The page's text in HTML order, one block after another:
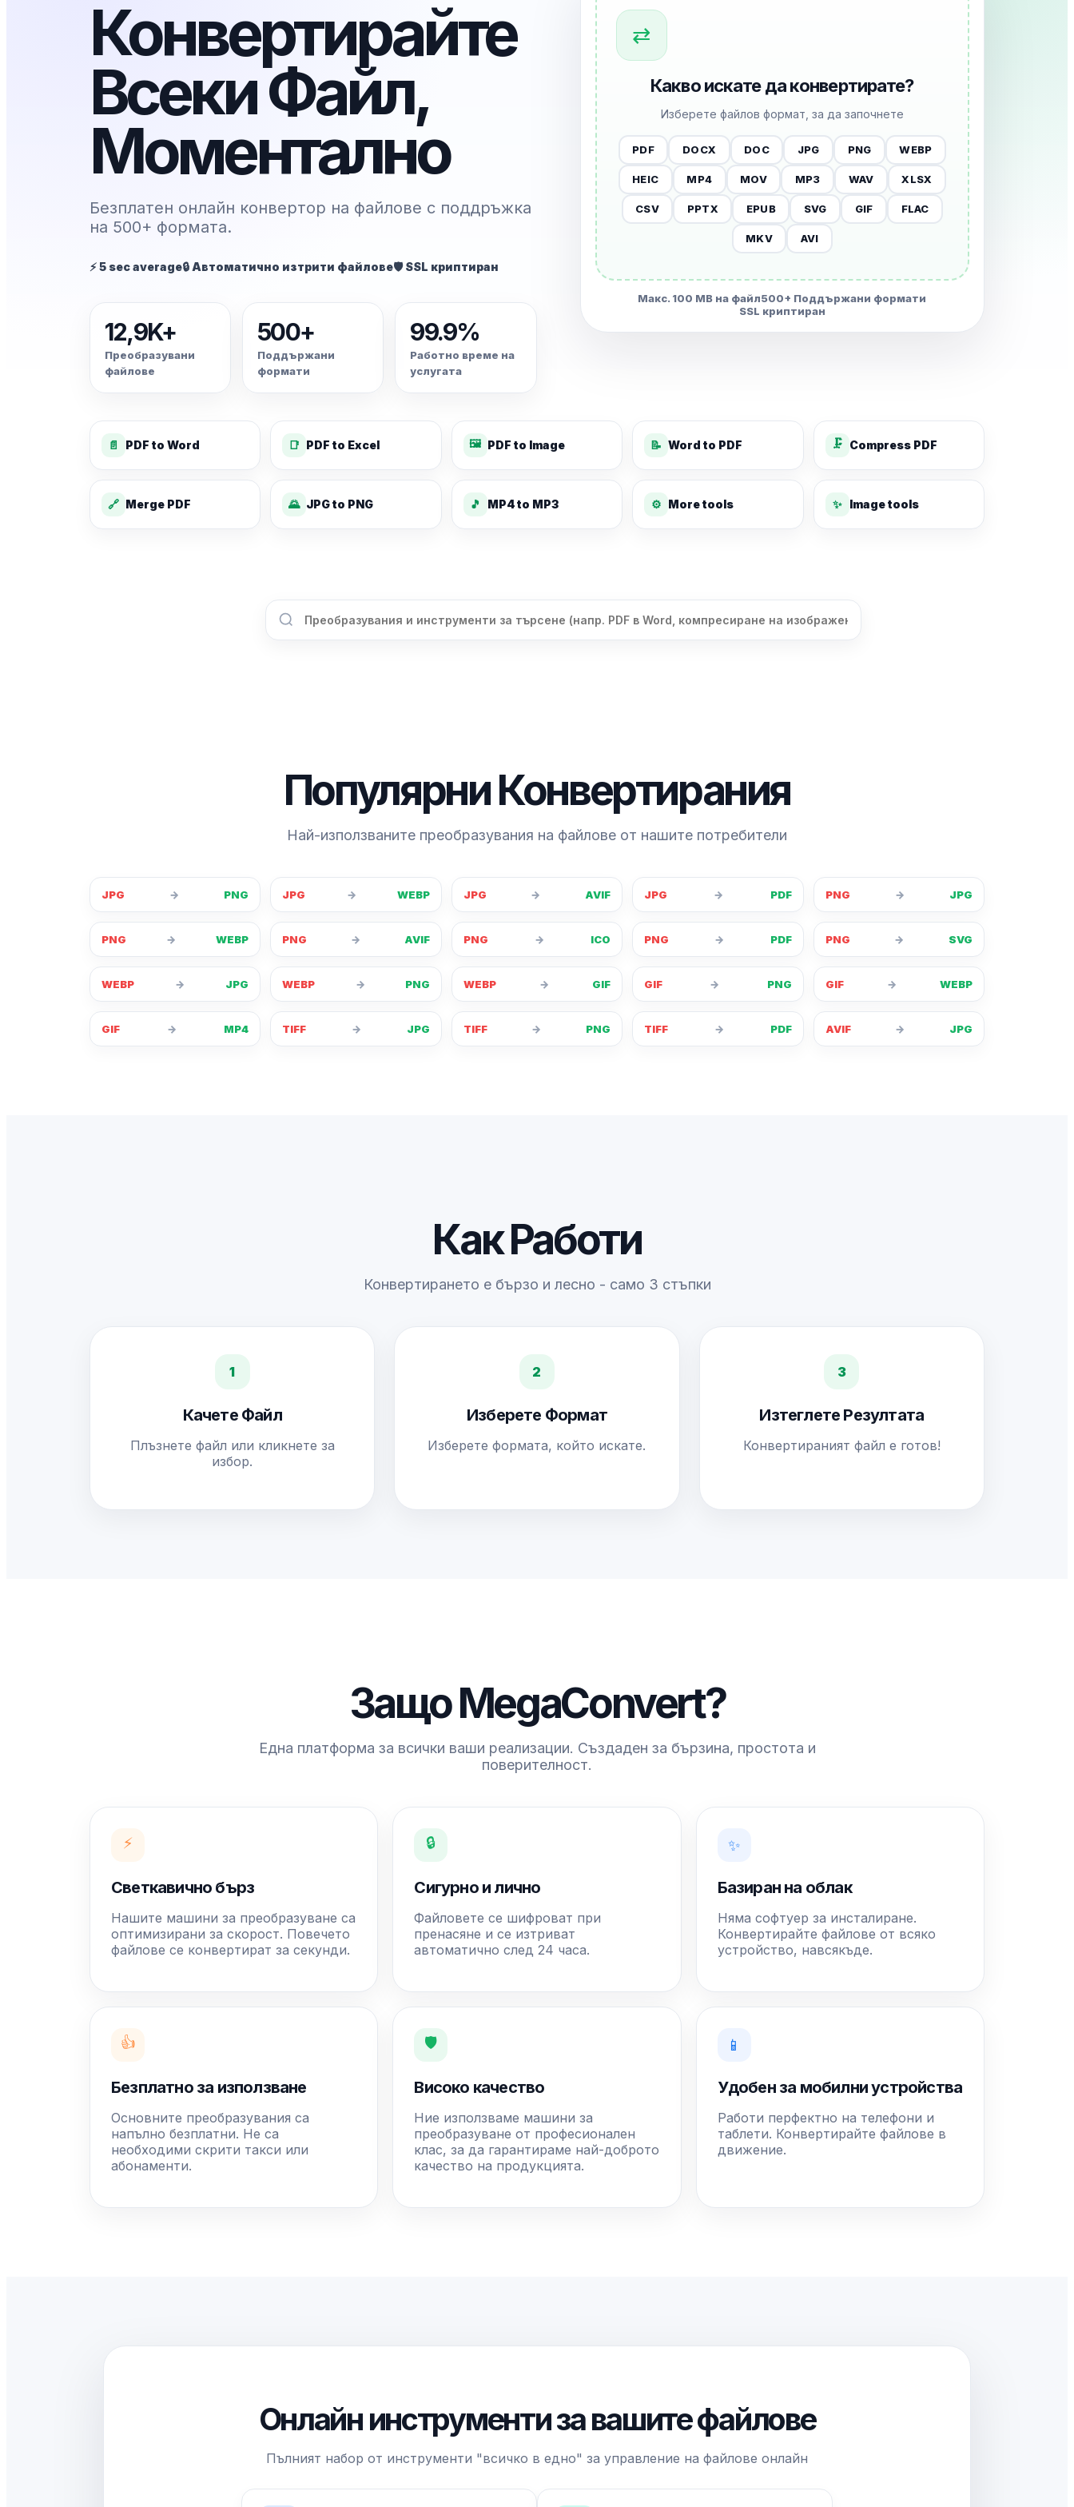
Конвертирайте
Всеки Файл,
Моментално
Безплатен онлайн конвертор на файлове с поддръжка
на 500+ формата.
⚡ 5 sec average🔒 Автоматично изтрити файлове🛡️ SSL криптиран
12,9K+
Преобразувани
файлове
500+
Поддържани
формати
99.9%
Работно време на
услугата
⇄
Какво искате да конвертирате?
Изберете файлов формат, за да започнете
PDF DOCX DOC JPG PNG WEBP
HEIC MP4 MOV MP3 WAV XLSX
CSV PPTX EPUB SVG GIF FLAC
MKV AVI
Макс. 100 MB на файл500+ Поддържани формати
SSL криптиран
📄 PDF to Word 📑 PDF to Excel 🖼️ PDF to Image 📝 Word to PDF 🗜️ Compress PDF
🔗 Merge PDF 🌄 JPG to PNG 🎵 MP4 to MP3 ⚙️ More tools ✨ Image tools
Популярни Конвертирания
Най-използваните преобразувания на файлове от нашите потребители
JPG → PNG JPG → WEBP JPG → AVIF JPG → PDF PNG → JPG
PNG → WEBP PNG → AVIF PNG → ICO PNG → PDF PNG → SVG
WEBP → JPG WEBP → PNG WEBP → GIF GIF → PNG GIF → WEBP
GIF → MP4 TIFF → JPG TIFF → PNG TIFF → PDF AVIF → JPG
Как Работи
Конвертирането е бързо и лесно - само 3 стъпки
1
Качете Файл
Плъзнете файл или кликнете за
избор.
2
Изберете Формат
Изберете формата, който искате.
3
Изтеглете Резултата
Конвертираният файл е готов!
Защо MegaConvert?
Една платформа за всички ваши реализации. Създаден за бързина, простота и
поверителност.
⚡
Светкавично бърз
Нашите машини за преобразуване са
оптимизирани за скорост. Повечето
файлове се конвертират за секунди.
🔒
Сигурно и лично
Файловете се шифроват при
пренасяне и се изтриват
автоматично след 24 часа.
✨
Базиран на облак
Няма софтуер за инсталиране.
Конвертирайте файлове от всяко
устройство, навсякъде.
👍
Безплатно за използване
Основните преобразувания са
напълно безплатни. Не са
необходими скрити такси или
абонаменти.
🛡️
Високо качество
Ние използваме машини за
преобразуване от професионален
клас, за да гарантираме най-доброто
качество на продукцията.
📱
Удобен за мобилни устройства
Работи перфектно на телефони и
таблети. Конвертирайте файлове в
движение.
Онлайн инструменти за вашите файлове
Пълният набор от инструменти "всичко в едно" за управление на файлове онлайн